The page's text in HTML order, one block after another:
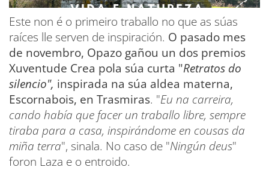
Este non é o primeiro traballo no que as súas
raíces lle serven de inspiración. O pasado mes
de novembro, Opazo gañou un dos premios
Xuventude Crea pola súa curta "Retratos do
silencio", inspirada na súa aldea materna,
Escornabois, en Trasmiras. "Eu na carreira,
cando había que facer un traballo libre, sempre
tiraba para a casa, inspirándome en cousas da
miña terra", sinala. No caso de "Ningún deus"
foron Laza e o entroido.